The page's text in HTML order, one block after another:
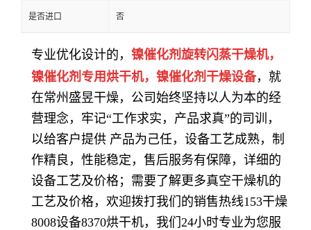
是否进口 否
专业优化设计的， 镍催化剂旋转闪蒸干燥机，
镍催化剂专用烘干机， 镍催化剂干燥设备，就
在常州盛昱干燥，公司始终坚持以人为本的经
营理念，牢记“工作求实，产品求真”的司训，
以给客户提供 产品为己任，设备工艺成熟，制
作精良，性能稳定，售后服务有保障，详细的
设备工艺及价格；需要了解更多真空干燥机的
工艺及价格，欢迎拨打我们的销售热线153干燥
8008设备8370烘干机，我们24小时专业为您服